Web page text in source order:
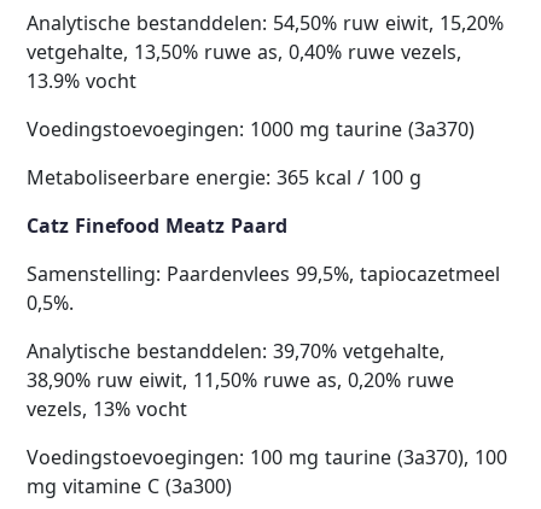
Analytische bestanddelen: 54,50% ruw eiwit, 15,20%
vetgehalte, 13,50% ruwe as, 0,40% ruwe vezels,
13.9% vocht
Voedingstoevoegingen: 1000 mg taurine (3a370)
Metaboliseerbare energie: 365 kcal / 100 g
Catz Finefood Meatz Paard
Samenstelling: Paardenvlees 99,5%, tapiocazetmeel
0,5%.
Analytische bestanddelen: 39,70% vetgehalte,
38,90% ruw eiwit, 11,50% ruwe as, 0,20% ruwe
vezels, 13% vocht
Voedingstoevoegingen: 100 mg taurine (3a370), 100
mg vitamine C (3a300)